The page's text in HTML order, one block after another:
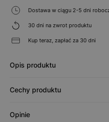
Dostawa w ciągu 2-5 dni
30 dni na zwrot produktu
Kup teraz, zapłać za 30 dni
Opis produktu
Cechy produktu
Opinie